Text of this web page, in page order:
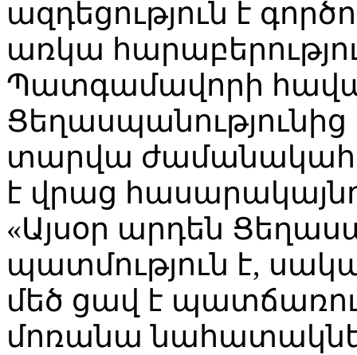
ազդեցություն է
առկա
Պատգամավորի
տարվա
է վրաց
«Այսօր արդեն
պատմություն է,
մեծ ցավ է
մոռանա